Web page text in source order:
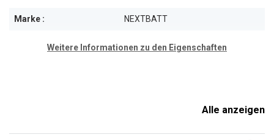
Marke : NEXTBATT
Weitere Informationen zu den Eigenschaften
Alle anzeigen